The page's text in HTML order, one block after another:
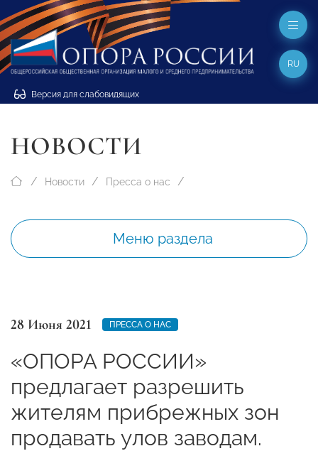
Версия для слабовидящих
RU
НОВОСТИ
Новости Пресса о нас
Меню раздела
28 Июня 2021 ПРЕССА О НАС
«ОПОРА РОССИИ»
предлагает разрешить
жителям прибрежных зон
продавать улов заводам.